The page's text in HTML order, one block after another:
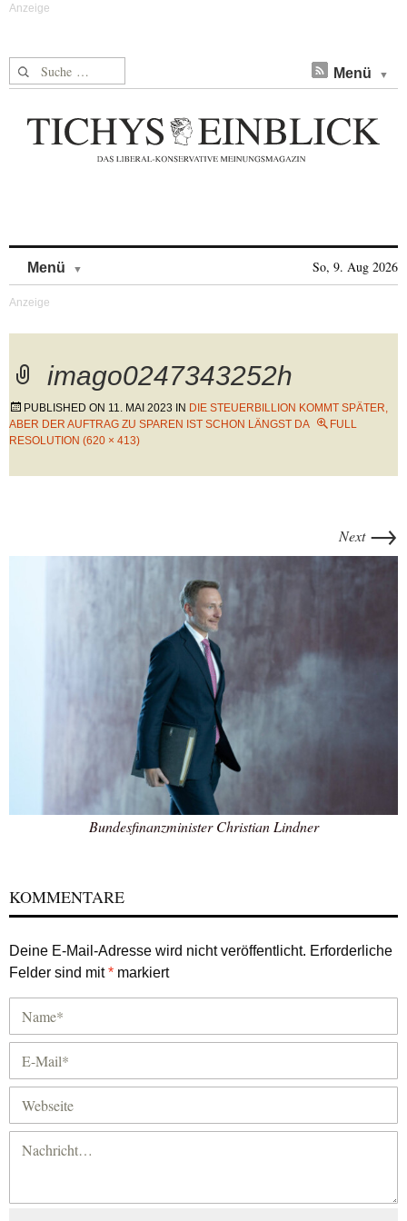
Suche nach: Menü
Menü So, 9. Aug 2026
imago0247343252h
PUBLISHED ON 11. MAI 2023 IN DIE STEUERBILLION KOMMT SPÄTER,
ABER DER AUFTRAG ZU SPAREN IST SCHON LÄNGST DA
FULL
RESOLUTION (620 × 413)
Next →
Bundesfinanzminister Christian Lindner
KOMMENTARE
Deine E-Mail-Adresse wird nicht veröffentlicht. Erforderliche
Felder sind mit* markiert